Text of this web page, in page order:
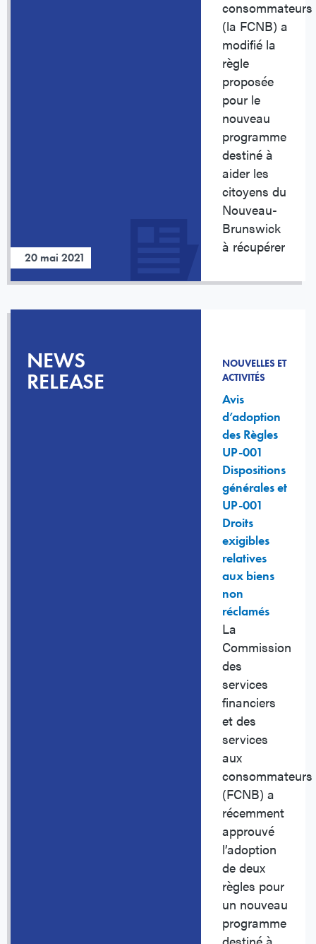
20 mai 2021
consommateurs
(la FCNB) a
modifié la
règle
proposée
pour le
nouveau
programme
destiné à
aider les
citoyens du
Nouveau-
Brunswick
à récupérer
NEWS
RELEASE
NOUVELLES ET
ACTIVITÉS
Avis
d’adoption
des Règles
UP-001
Dispositions
générales et
UP-001
Droits
exigibles
relatives
aux biens
non
réclamés
La
Commission
des
services
financiers
et des
services
aux
consommateurs
(FCNB) a
récemment
approuvé
l’adoption
de deux
règles pour
un nouveau
programme